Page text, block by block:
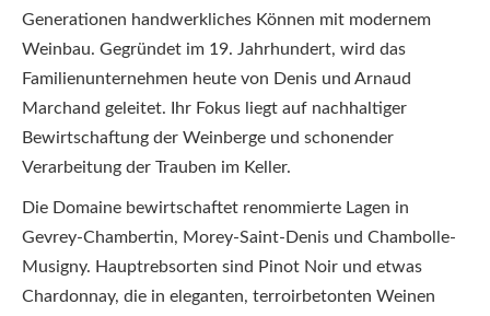
Generationen handwerkliches Können mit modernem
Weinbau. Gegründet im 19. Jahrhundert, wird das
Familienunternehmen heute von Denis und Arnaud
Marchand geleitet. Ihr Fokus liegt auf nachhaltiger
Bewirtschaftung der Weinberge und schonender
Verarbeitung der Trauben im Keller.
Die Domaine bewirtschaftet renommierte Lagen in
Gevrey-Chambertin, Morey-Saint-Denis und Chambolle-
Musigny. Hauptrebsorten sind Pinot Noir und etwas
Chardonnay, die in eleganten, terroirbetonten Weinen